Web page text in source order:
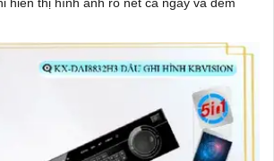
hiển thị hình ảnh rõ nét cả ngày và đêm